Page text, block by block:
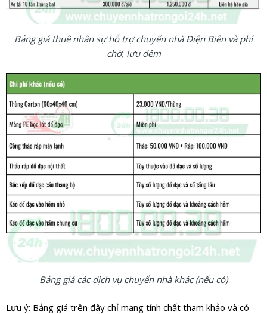
Bảng giá thuê nhân sự hỗ trợ chuyển nhà Điện Biên và phí
chờ, lưu đêm
Bảng giá các dịch vụ chuyển nhà khác (nếu có)
Lưu ý: Bảng giá trên đây chỉ mang tính chất tham khảo và có